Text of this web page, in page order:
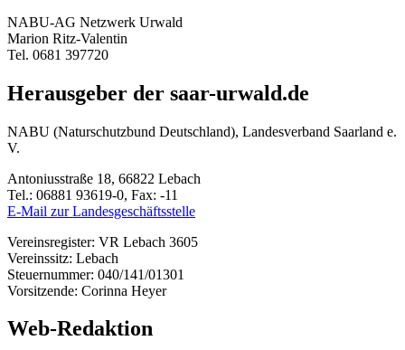
NABU-AG Netzwerk Urwald
Marion Ritz-Valentin
Tel. 0681 397720
Herausgeber der saar-urwald.de
NABU (Naturschutzbund Deutschland), Landesverband Saarland e.
V.
Antoniusstraße 18, 66822 Lebach
Tel.: 06881 93619-0, Fax: -11
E-Mail zur Landesgeschäftsstelle
Vereinsregister: VR Lebach 3605
Vereinssitz: Lebach
Steuernummer: 040/141/01301
Vorsitzende: Corinna Heyer
Web-Redaktion